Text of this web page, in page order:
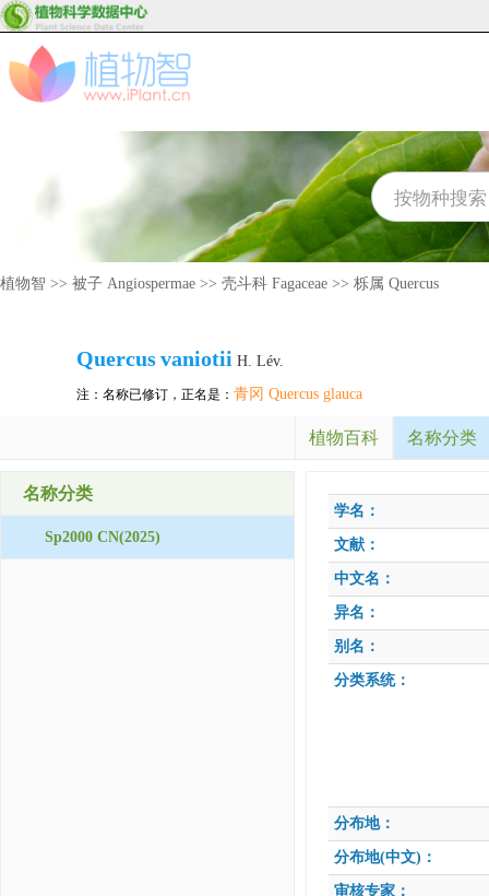
植物智 >> 被子 Angiospermae >> 壳斗科 Fagaceae >> 栎属 Quercus
Quercusvaniotii H. Lév.
注：名称已修订，正名是： 青冈 Quercus glauca
植物百科 名称分类
名称分类
Sp2000 CN(2025)
学名：
文献：
中文名：
异名：
别名：
分类系统：
分布地：
分布地(中文)：
审核专家：